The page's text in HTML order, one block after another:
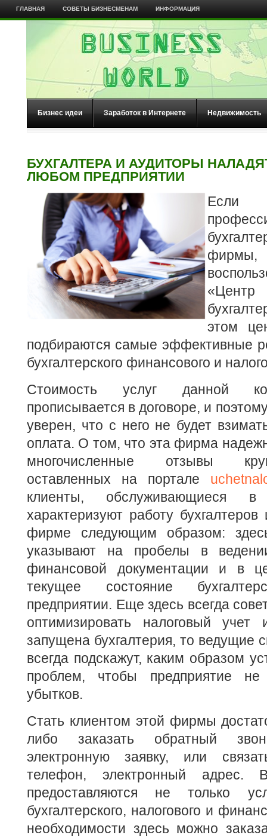
ГЛАВНАЯ СОВЕТЫ БИЗНЕСМЕНАМ ИНФОРМАЦИЯ
Бизнес идеи Заработок в Интернете Недвижимость
БУХГАЛТЕРА И АУДИТОРЫ
ЛЮБОМ ПРЕДПРИЯТИИ
фирмы,
«Центр
этом
подбираются самые эффективные
бухгалтерского финансового и
Стоимость услуг данной
прописывается в договоре, и
уверен, что с него не будет
оплата. О том, что эта фирма
многочисленные отзывы
оставленных на портале
клиенты, обслуживающиеся
характеризуют работу
фирме следующим образом:
указывают на пробелы в
финансовой документации и в
текущее состояние
предприятии. Еще здесь всегда
оптимизировать налоговый
запущена бухгалтерия, то ведущие
всегда подскажут, каким образом
проблем, чтобы предприятие
убытков.
Стать клиентом этой фирмы
либо заказать обратный
электронную заявку, или
телефон, электронный адрес.
предоставляются не только
бухгалтерского, налогового и
необходимости здесь можно